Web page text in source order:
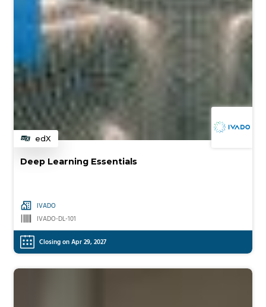
Deep Learning Essentials
IVADO
IVADO-DL-101
Category
edX
Closing on Apr 29, 2027